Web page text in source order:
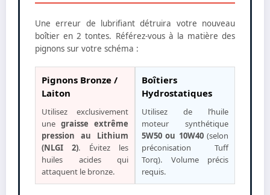
Une erreur de lubrifiant détruira votre nouveau
boîtier en 2 tontes. Référez-vous à la matière des
pignons sur votre schéma :
Pignons Bronze /
Laiton
Utilisez exclusivement
une graisse extrême
pression au Lithium
(NLGI 2). Évitez les
huiles acides qui
attaquent le bronze.
Boîtiers
Hydrostatiques
Utilisez de l’huile
moteur synthétique
5W50 ou 10W40(selon
préconisation Tuff
Torq). Volume précis
requis.